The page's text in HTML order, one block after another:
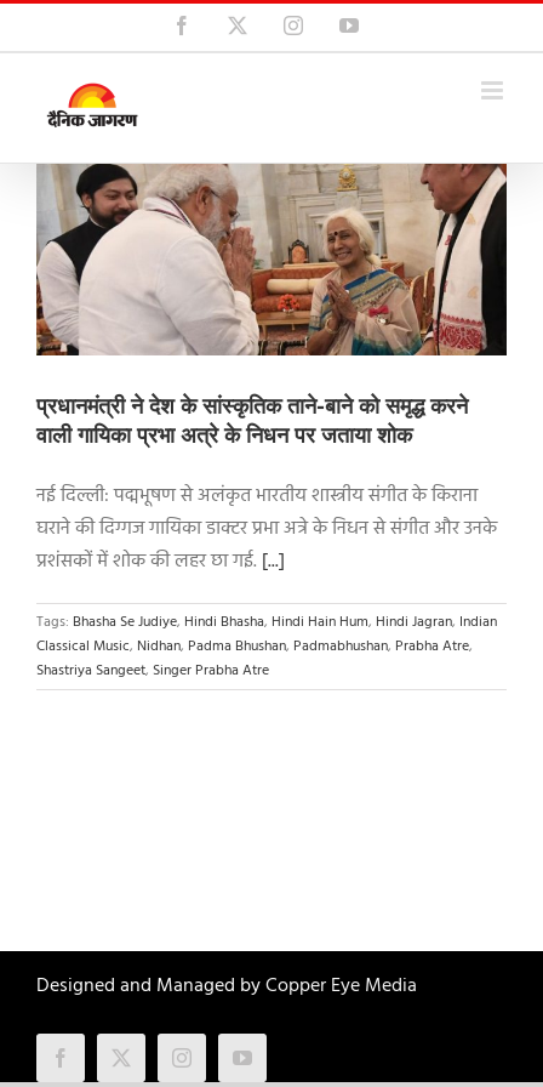
Skip
to
Facebook InstagramYouTube
प्रधानमंत्री ने देश के सांस्कृतिक ताने-बाने को समृद्ध करने
वाली गायिका प्रभा अत्रे के निधन पर जताया शोक
नई दिल्ली: पद्मभूषण से अलंकृत भारतीय शास्त्रीय संगीत के किराना
घराने की दिग्गज गायिका डाक्टर प्रभा अत्रे के निधन से संगीत और उनके
प्रशंसकों में शोक की लहर छा गई. [...]
Tags: Bhasha Se Judiye, Hindi Bhasha, Hindi Hain Hum, Hindi Jagran, Indian
Classical Music, Nidhan, Padma Bhushan, Padmabhushan, Prabha Atre,
Shastriya Sangeet, Singer Prabha Atre
Designed and Managed byCopper Eye Media